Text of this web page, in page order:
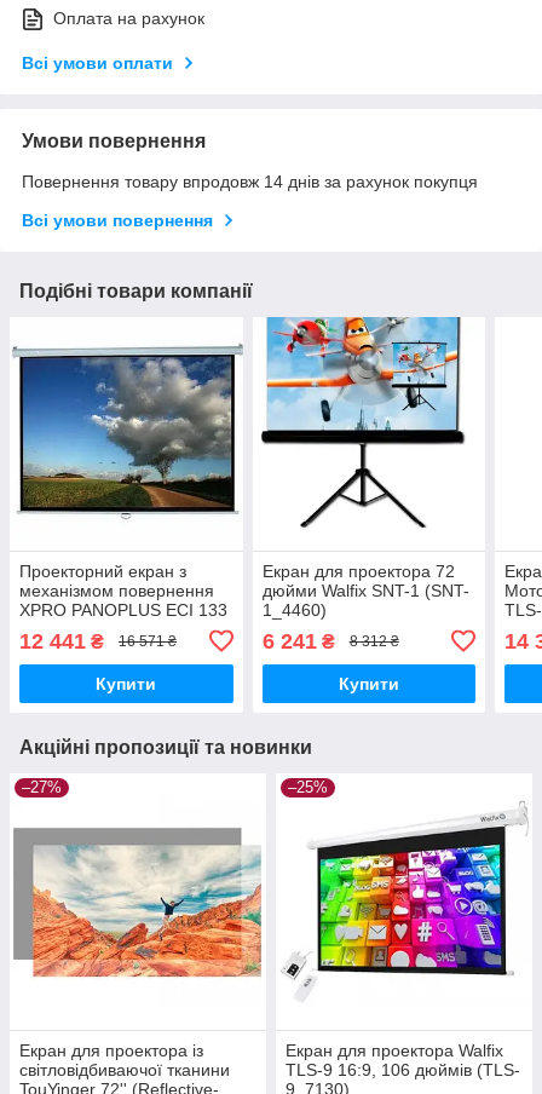
Оплата на рахунок
Всі умови оплати
Умови повернення
Повернення товару впродовж 14 днів за рахунок покупця
Всі умови повернення
Подібні товари компанії
Проекторний екран з
механізмом повернення
XPRO PANOPLUS ECI 133
11_8270)
12 441 ₴ 16 571 ₴
Купити
Екран для проектора 72
дюйми Walfix SNT-1 (SNT-
1_4460)
6 241₴ 8 312 ₴
Купити
14
Акційні пропозиції та новинки
–27%
Екран для проектора із
світловідбиваючої тканини
TouYinger 72'' (Reflective-
–25%
Екран для проектора Walfix
TLS-9 16:9, 106 дюймів (TLS-
9_7130)